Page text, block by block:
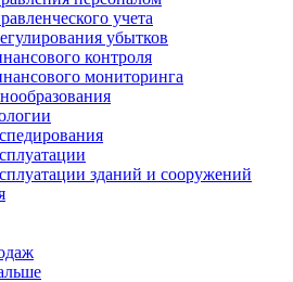
учета
убытков
контроля
мониторинга
зданий и сооружений